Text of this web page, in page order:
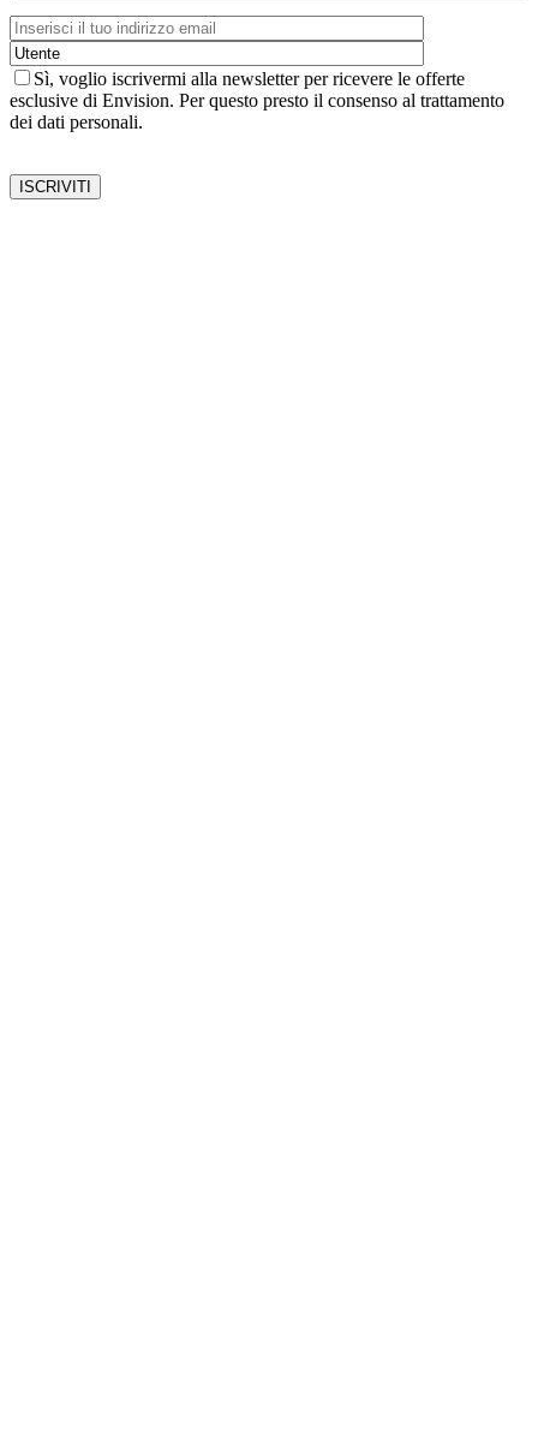
Sì, voglio iscrivermi alla newsletter per ricevere le offerte
esclusive di Envision. Per questo presto il consenso al trattamento
dei dati personali.